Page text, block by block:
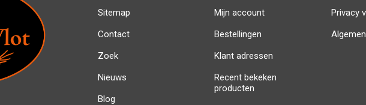
Sitemap
Contact
Zoek
Nieuws
Blog
Mijn account
Bestellingen
Klant adressen
Recent bekeken
producten
Privacy